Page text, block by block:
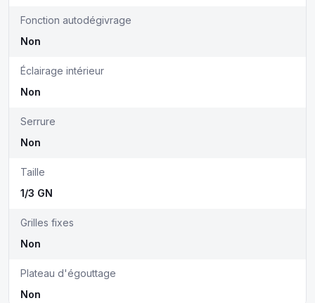
Fonction autodégivrage
Non
Éclairage intérieur
Non
Serrure
Non
Taille
1/3 GN
Grilles fixes
Non
Plateau d'égouttage
Non